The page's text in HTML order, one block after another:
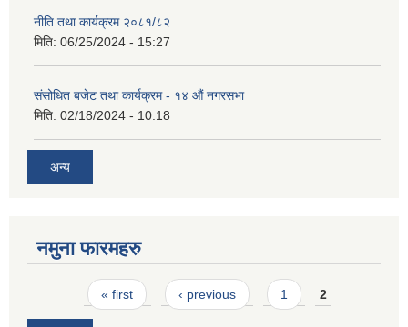
नीति तथा कार्यक्रम २०८१/८२
मिति: 06/25/2024 - 15:27
संसोधित बजेट तथा कार्यक्रम - १४ औं नगरसभा
मिति: 02/18/2024 - 10:18
अन्य
नमुना फारमहरु
Pages« first ‹ previous 1 2